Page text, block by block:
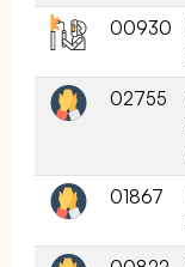
00930
02755
01867